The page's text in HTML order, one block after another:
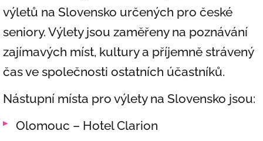
výletů na Slovensko určených pro české
seniory. Výlety jsou zaměřeny na poznávání
zajímavých míst, kultury a příjemně strávený
čas ve společnosti ostatních účastníků.
Nástupní místa pro výlety na Slovensko jsou:
Olomouc – Hotel Clarion